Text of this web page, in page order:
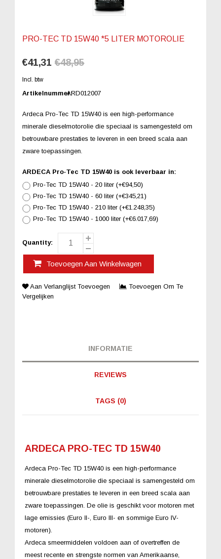
PRO-TEC TD 15W40 *5 LITER MOTOROLIE
€41,31 €48,95
Incl. btw
Artikelnummer:ARD012007
Ardeca Pro-Tec TD 15W40 is een high-performance
minerale dieselmotorolie die speciaal is samengesteld om
betrouwbare prestaties te leveren in een breed scala aan
zware toepassingen.
ARDECA Pro-Tec TD 15W40 is ook leverbaar in:
Pro-Tec TD 15W40 - 20 liter (+€94,50)
Pro-Tec TD 15W40 - 60 liter (+€345,21)
Pro-Tec TD 15W40 - 210 liter (+€1.248,35)
Pro-Tec TD 15W40 - 1000 liter (+€6.017,69)
Quantity:
Toevoegen Aan Winkelwagen
Aan Verlanglijst Toevoegen
Toevoegen Om Te
Vergelijken
INFORMATIE
REVIEWS
TAGS (0)
ARDECA PRO-TEC TD 15W40
Ardeca Pro-Tec TD 15W40 is een high-performance
minerale dieselmotorolie die speciaal is samengesteld om
betrouwbare prestaties te leveren in een breed scala aan
zware toepassingen. De olie is geschikt voor motoren met
lage emissies (Euro II-, Euro III- en sommige Euro IV-
motoren).
Ardeca smeermiddelen voldoen aan of overtreffen de
meest recente en strengste normen van Amerikaanse,